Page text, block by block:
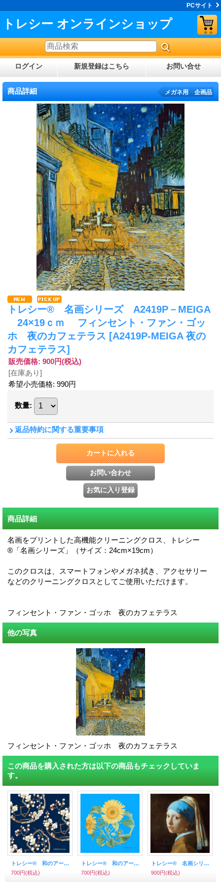
PCサイト
トレシー オンラインショップ
ログイン 新規登録はこちら お問い合せ
商品詳細 メガネ用 企画品
トレシー® 名画シリーズ A2419P－MEIGA
24×19ｃｍ フィンセント・ファン・ゴッ
ホ 夜のカフェテラス [A2419P-MEIGA 夜の
カフェテラス]
販売価格: 900円(税込)
[在庫あり]
希望小売価格: 990円
数量:
返品特約に関する重要事項
商品詳細
名画をプリントした高機能クリーニングクロス、トレシー
®「名画シリーズ」（サイズ：24cm×19cm）
このクロスは、スマートフォンやメガネ拭き、アクセサリー
などのクリーニングクロスとしてご使用いただけます。
フィンセント・ファン・ゴッホ 夜のカフェテラス
他の写真
フィンセント・ファン・ゴッホ 夜のカフェテラス
この商品を購入された方は以下の商品もチェックしていま
す。
トレシー® 和のアートシリーズ A1919P－ZESHIN 柴田是真 19×19ｃｍ 白梅II（黒地）
700円(税込)
トレシー® 和のアートシリーズ A1919P－ZESHIN 柴田是真 19×19ｃｍ ひまわり
700円(税込)
トレシー® 名画シリーズ A1919P－MEIGA 19×19ｃｍ 真珠の耳飾りの少女
900円(税込)